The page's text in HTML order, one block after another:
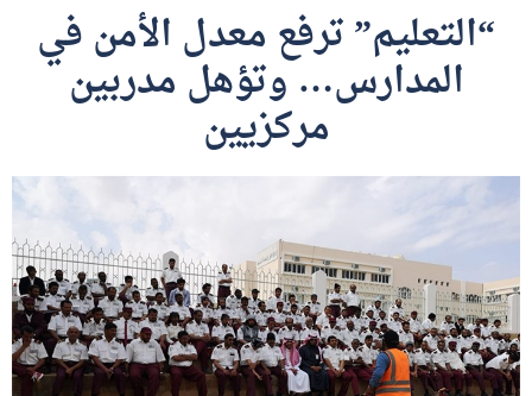
“التعليم” ترفع معدل الأمن في
المدارس… وتؤهل مدربين
مركزيين